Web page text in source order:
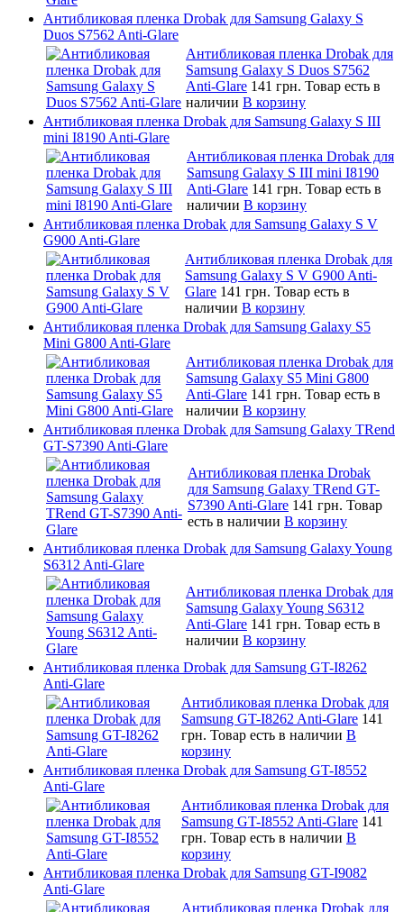
Антибликовая пленка Drobak для Samsung Galaxy S
Duos S7562 Anti-Glare
Антибликовая пленка Drobak для
Samsung Galaxy S Duos S7562
Anti-Glare 141 грн. Товар есть в
наличии В корзину
Антибликовая пленка Drobak для Samsung Galaxy S III
mini I8190 Anti-Glare
Антибликовая пленка Drobak для
Samsung Galaxy S III mini I8190
Anti-Glare 141 грн. Товар есть в
наличии В корзину
Антибликовая пленка Drobak для Samsung Galaxy S V
G900 Anti-Glare
Антибликовая пленка Drobak для
Samsung Galaxy S V G900 Anti-
Glare 141 грн. Товар есть в
наличии В корзину
Антибликовая пленка Drobak для Samsung Galaxy S5
Mini G800 Anti-Glare
Антибликовая пленка Drobak для
Samsung Galaxy S5 Mini G800
Anti-Glare 141 грн. Товар есть в
наличии В корзину
Антибликовая пленка Drobak для Samsung Galaxy TRend
GT-S7390 Anti-Glare
Антибликовая пленка Drobak
для Samsung Galaxy TRend GT-
S7390 Anti-Glare 141 грн. Товар
есть в наличии В корзину
Антибликовая пленка Drobak для Samsung Galaxy Young
S6312 Anti-Glare
Антибликовая пленка Drobak для
Samsung Galaxy Young S6312
Anti-Glare 141 грн. Товар есть в
наличии В корзину
Антибликовая пленка Drobak для Samsung GT-I8262
Anti-Glare
Антибликовая пленка Drobak для
Samsung GT-I8262 Anti-Glare 141
грн. Товар есть в наличии В
корзину
Антибликовая пленка Drobak для Samsung GT-I8552
Anti-Glare
Антибликовая пленка Drobak для
Samsung GT-I8552 Anti-Glare 141
грн. Товар есть в наличии В
корзину
Антибликовая пленка Drobak для Samsung GT-I9082
Anti-Glare
Антибликовая пленка Drobak для